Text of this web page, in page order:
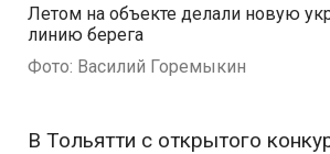
Летом на объекте делали новую
линию берега
Фото: Василий Горемыкин
В Тольятти с открытого